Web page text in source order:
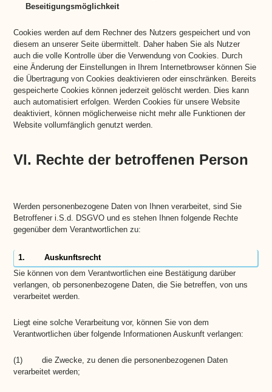
Beseitigungsmöglichkeit
Cookies werden auf dem Rechner des Nutzers gespeichert und von
diesem an unserer Seite übermittelt. Daher haben Sie als Nutzer
auch die volle Kontrolle über die Verwendung von Cookies. Durch
eine Änderung der Einstellungen in Ihrem Internetbrowser können Sie
die Übertragung von Cookies deaktivieren oder einschränken. Bereits
gespeicherte Cookies können jederzeit gelöscht werden. Dies kann
auch automatisiert erfolgen. Werden Cookies für unsere Website
deaktiviert, können möglicherweise nicht mehr alle Funktionen der
Website vollumfänglich genutzt werden.
VI. Rechte der betroffenen Person
Werden personenbezogene Daten von Ihnen verarbeitet, sind Sie
Betroffener i.S.d. DSGVO und es stehen Ihnen folgende Rechte
gegenüber dem Verantwortlichen zu:
1. Auskunftsrecht
Sie können von dem Verantwortlichen eine Bestätigung darüber
verlangen, ob personenbezogene Daten, die Sie betreffen, von uns
verarbeitet werden.
Liegt eine solche Verarbeitung vor, können Sie von dem
Verantwortlichen über folgende Informationen Auskunft verlangen:
(1) die Zwecke, zu denen die personenbezogenen Daten
verarbeitet werden;